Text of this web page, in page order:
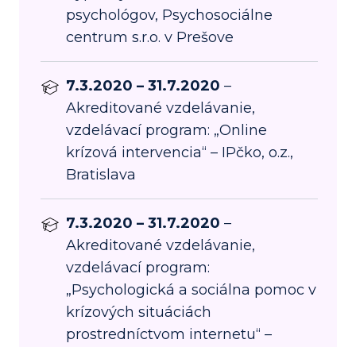
psychológov, Psychosociálne
centrum s.r.o. v Prešove
7.3.2020 – 31.7.2020 –
Akreditované vzdelávanie,
vzdelávací program: „Online
krízová intervencia“ – IPčko, o.z.,
Bratislava
7.3.2020 – 31.7.2020 –
Akreditované vzdelávanie,
vzdelávací program:
„Psychologická a sociálna pomoc v
krízových situáciách
prostredníctvom internetu“ –